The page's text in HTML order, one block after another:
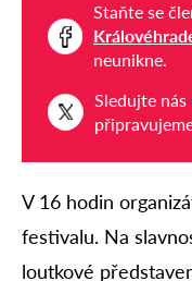
Staňte se
neunikne.
Sledujte nás
V 16 hodin
festivalu. Na
loutkové